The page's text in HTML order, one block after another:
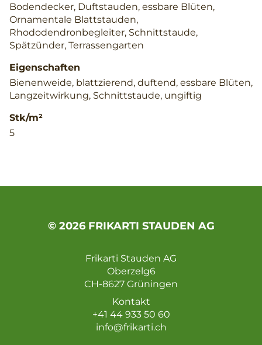
Bodendecker, Duftstauden, essbare Blüten,
Ornamentale Blattstauden,
Rhododendronbegleiter, Schnittstaude,
Spätzünder, Terrassengarten
Eigenschaften
Bienenweide, blattzierend, duftend, essbare Blüten,
Langzeitwirkung, Schnittstaude, ungiftig
Stk/m²
5
© 2026 FRIKARTI STAUDEN AG
Frikarti Stauden AG
Oberzelg6
CH-8627 Grüningen
Kontakt
+41 44 933 50 60
info@frikarti.ch